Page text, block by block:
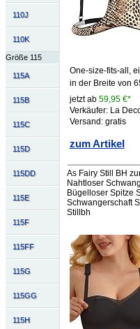
110J
110K
Größe 115
115A
115B
115C
115D
115DD
115E
115F
115FF
115G
115GG
115H
One-size-fits-all,
in der Breite von
jetzt ab 59,95 €*
Verkäufer: La
Versand: gratis
zum Artikel
As Fairy Still BH
Nahtloser
Bügelloser Spitze
Schwangerschaft
Stillbh